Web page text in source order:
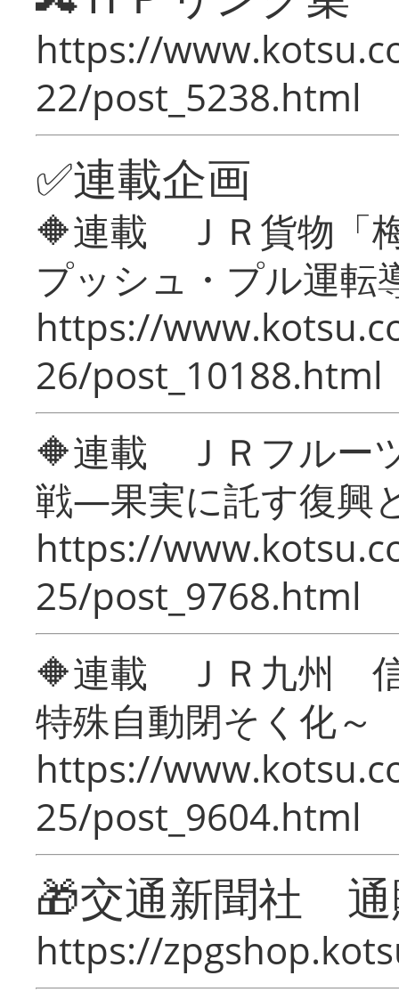
https://
22/post_5238.html
✅連載企画
🔶連載 ＪＲ貨物「
プッシュ・プル運転
https://
26/post_10188.html
🔶連載 ＪＲフルー
戦―果実に託す復興
https://
25/post_9768.html
🔶連載 ＪＲ九州 信
特殊自動閉そく化～
https://
25/post_9604.html
🎁交通新聞社
https://